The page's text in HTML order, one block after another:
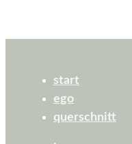
start
ego
querschnitt